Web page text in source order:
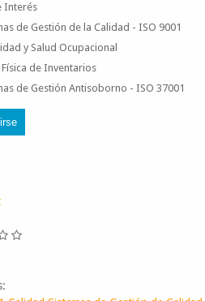
Interés
de Gestión de la Calidad - ISO 9001
y Salud Ocupacional
de Inventarios
de Gestión Antisoborno - ISO 37001